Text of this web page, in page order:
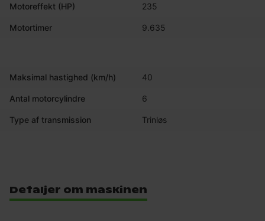
Motoreffekt (HP) 235
Motortimer 9.635
Maksimal hastighed (km/h) 40
Antal motorcylindre 6
Type af transmission Trinløs
Detaljer om maskinen